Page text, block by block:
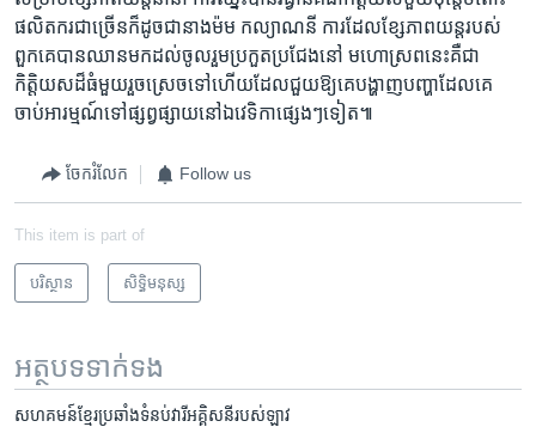
ផលិតករ​ជាច្រើន​ក៏​ដូច​ជា​នាង​ម៉ម កល្យាណនី​ ការដែល​ខ្សែ​ភាពយន្ត​របស់​
ពួកគេ​បាន​ឈាន​មកដល់ចូលរួម​ប្រកួត​ប្រជែ​ង​នៅ មហោស្រព​នេះ​គឺ​ជា​
កិត្តិយស​ដ៏ធំ​មួយរួច​ស្រេច​ទៅ​ហើយដែល​ជួយឱ្យ​គេបង្ហាញ​បញ្ហា​ដែល​គេ​
ចាប់​អារម្មណ៍​ទៅ​ផ្សព្វផ្សាយ​នៅ​ឯវេទិកា​ផ្សេងៗ​ទៀត៕ ​
ចែករំលែក Follow us
This item is part of
បរិស្ថាន សិទ្ធិ​មនុស្ស
អត្ថបទ​ទាក់ទង
សហគមន៍​ខ្មែរ​ប្រឆាំង​ទំនប់​វារី​អគ្គិសនី​របស់​ឡាវ